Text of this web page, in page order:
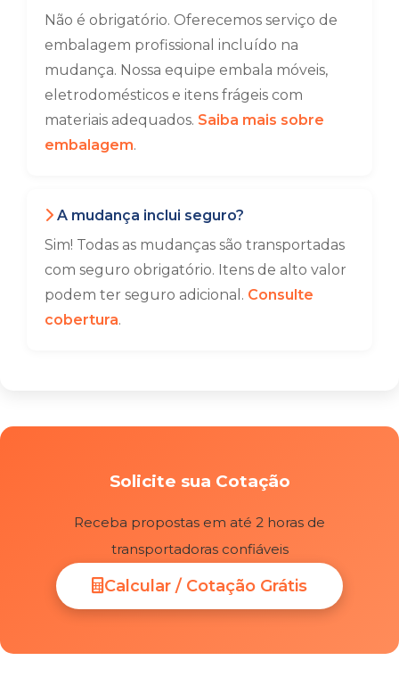
Não é obrigatório. Oferecemos serviço de
embalagem profissional incluído na
mudança. Nossa equipe embala móveis,
eletrodomésticos e itens frágeis com
materiais adequados. Saiba mais sobre
embalagem.
A mudança inclui seguro?
Sim! Todas as mudanças são transportadas
com seguro obrigatório. Itens de alto valor
podem ter seguro adicional. Consulte
cobertura.
Solicite sua Cotação
Receba propostas em até 2 horas de
transportadoras confiáveis
Calcular / Cotação Grátis